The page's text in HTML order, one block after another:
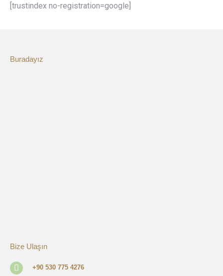
[trustindex no-registration=google]
Buradayız
Bize Ulaşın
+90 530 775 4276